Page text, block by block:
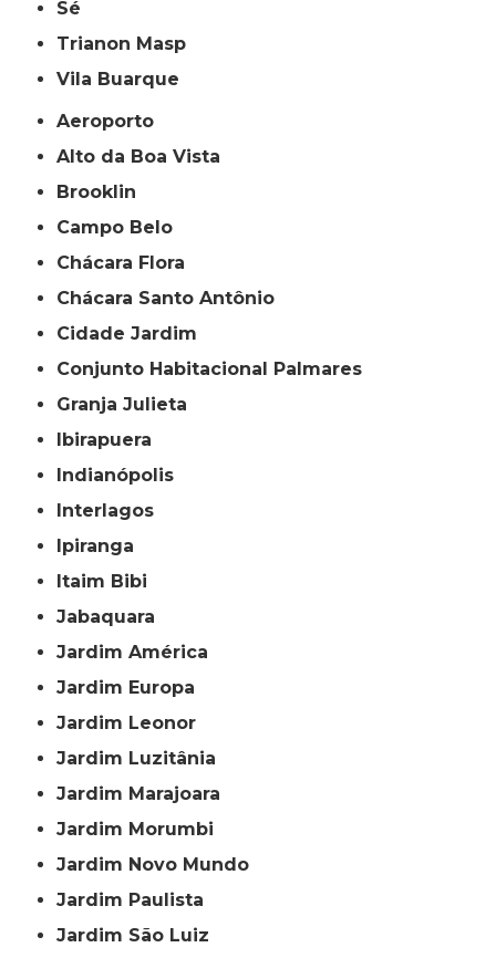
Sé
Trianon Masp
Vila Buarque
Aeroporto
Alto da Boa Vista
Brooklin
Campo Belo
Chácara Flora
Chácara Santo Antônio
Cidade Jardim
Conjunto Habitacional Palmares
Granja Julieta
Ibirapuera
Indianópolis
Interlagos
Ipiranga
Itaim Bibi
Jabaquara
Jardim América
Jardim Europa
Jardim Leonor
Jardim Luzitânia
Jardim Marajoara
Jardim Morumbi
Jardim Novo Mundo
Jardim Paulista
Jardim São Luiz